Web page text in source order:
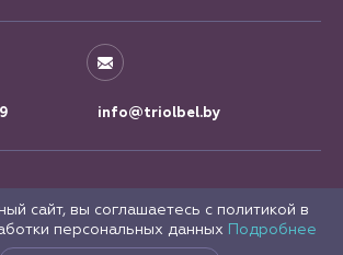
info@triolbel.by
сайт, вы соглашаетесь с политикой в
персональных данных Подробнее